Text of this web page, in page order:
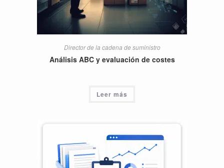
Director de la cadena de suministro
Análisis ABC y evaluación de costes
Leer más